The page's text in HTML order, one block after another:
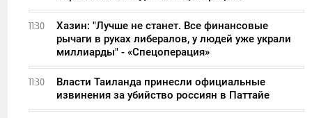
11:30
Хазин: "Лучше не станет. Все финансовые
рычаги в руках либералов, у людей уже украли
миллиарды" - «Спецоперация»
11:30
Власти Таиланда принесли официальные
извинения за убийство россиян в Паттайе